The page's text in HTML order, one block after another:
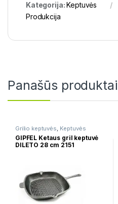
Kategorija:Keptuvės
Produkcija
Panašūs produktai
Grilio keptuvės, Keptuvės
GIPFEL Ketaus gril keptuvė
DILETO 28 cm 2151